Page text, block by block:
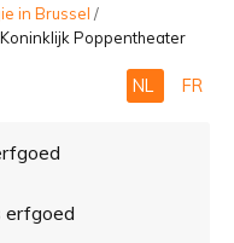
in Brussel /
Poppentheater
NL FR
erfgoed